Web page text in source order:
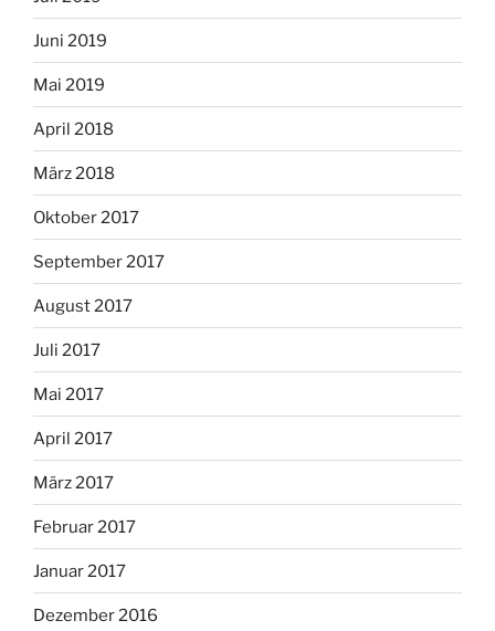
Juni 2019
Mai 2019
April 2018
März 2018
Oktober 2017
September 2017
August 2017
Juli 2017
Mai 2017
April 2017
März 2017
Februar 2017
Januar 2017
Dezember 2016